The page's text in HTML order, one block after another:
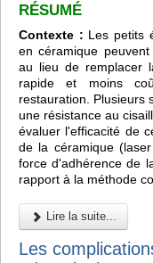
RÉSUMÉ
Contexte : Les petits
en céramique
au lieu de remplacer
rapide et moins
restauration. Plusieurs
une résistance au
évaluer l'efficacité de
de la céramique
force d'adhérence de
rapport à la méthode
Lire la suite...
Les